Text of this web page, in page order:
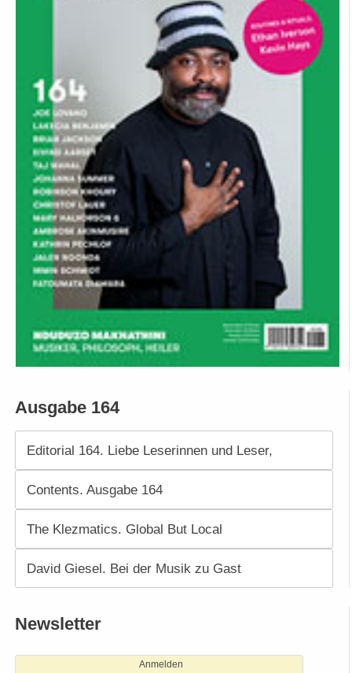
Ausgabe 164
Editorial 164. Liebe Leserinnen und Leser,
Contents. Ausgabe 164
The Klezmatics. Global But Local
David Giesel. Bei der Musik zu Gast
Newsletter
Anmelden